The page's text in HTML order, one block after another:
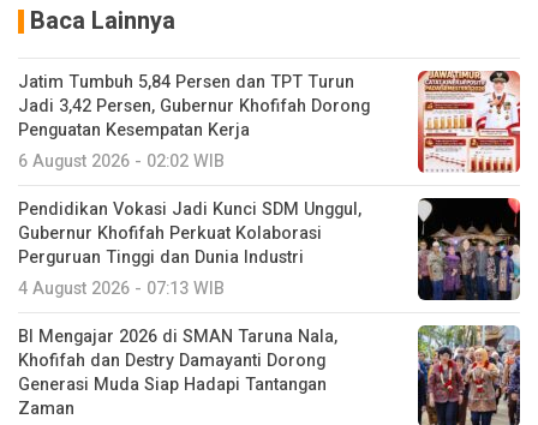
Baca Lainnya
Jatim Tumbuh 5,84 Persen dan TPT Turun
Jadi 3,42 Persen, Gubernur Khofifah Dorong
Penguatan Kesempatan Kerja
6 August 2026 - 02:02 WIB
Pendidikan Vokasi Jadi Kunci SDM Unggul,
Gubernur Khofifah Perkuat Kolaborasi
Perguruan Tinggi dan Dunia Industri
4 August 2026 - 07:13 WIB
BI Mengajar 2026 di SMAN Taruna Nala,
Khofifah dan Destry Damayanti Dorong
Generasi Muda Siap Hadapi Tantangan
Zaman